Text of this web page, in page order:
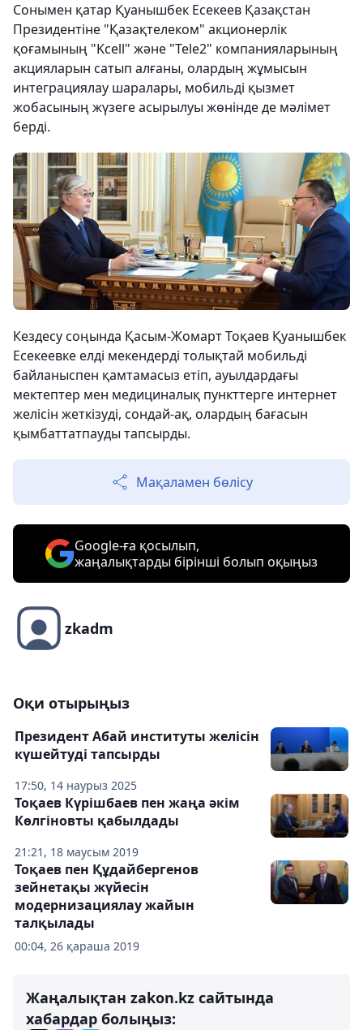
Сонымен қатар Қуанышбек Есекеев Қазақстан
Президентіне "Қазақтелеком" акционерлік
қоғамының "Kcell" және "Tele2" компанияларының
акцияларын сатып алғаны, олардың жұмысын
интеграциялау шаралары, мобильді қызмет
жобасының жүзеге асырылуы жөнінде де мәлімет
берді.
Кездесу соңында Қасым-Жомарт Тоқаев Қуанышбек
Есекеевке елді мекендерді толықтай мобильді
байланыспен қамтамасыз етіп, ауылдардағы
мектептер мен медициналық пункттерге интернет
желісін жеткізуді, сондай-ақ, олардың бағасын
қымбаттатпауды тапсырды.
Мақаламен бөлісу
Google-ға қосылып,
жаңалықтарды бірінші болып оқыңыз
zkadm
Оқи отырыңыз
17:50, 14 наурыз 2025
Президент Абай институты желісін
күшейтуді тапсырды
21:21, 18 маусым 2019
Тоқаев Күрішбаев пен жаңа әкім
Көлгіновты қабылдады
00:04, 26 қараша 2019
Тоқаев пен Құдайбергенов
зейнетақы жүйесін
модернизациялау жайын
талқылады
Жаңалықтан zakon.kz сайтында
хабардар болыңыз: